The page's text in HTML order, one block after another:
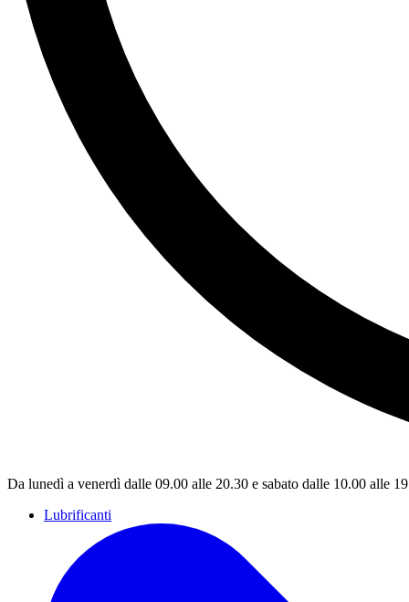
Da lunedì a venerdì dalle 09.00 alle 20.30 e sabato dalle 10.00 alle
Lubrificanti